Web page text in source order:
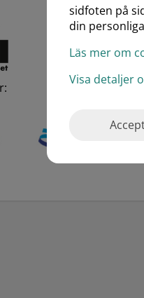
sidfoten på
din
Läs mer om
Visa detaljer